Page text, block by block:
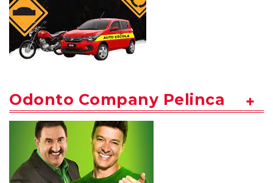
Odonto Company Pelinca